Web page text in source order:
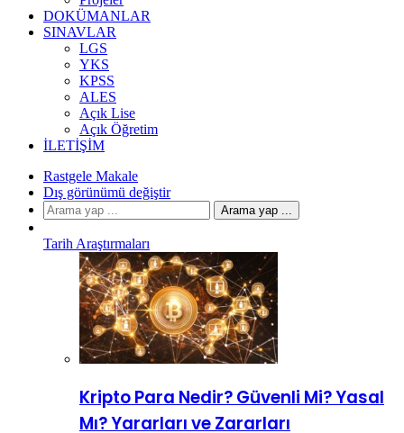
DOKÜMANLAR
SINAVLAR
LGS
YKS
KPSS
ALES
Açık Lise
Açık Öğretim
İLETIŞIM
Rastgele Makale
Dış görünümü değiştir
Arama yap ...
Tarih Araştırmaları
Kripto Para Nedir? Güvenli Mi? Yasal
Mı? Yararları ve Zararları